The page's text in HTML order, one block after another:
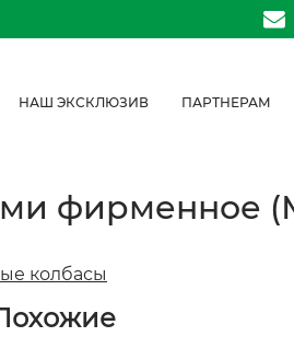
НАШ ЭКСКЛЮЗИВ ПАРТНЕРАМ
фирменное
колбасы